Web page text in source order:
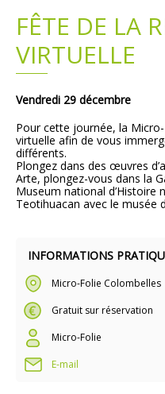
INFORMATIONS
Micro-Folie Colombelles
Gratuit sur réservation
Micro-Folie
E-mail
FÊTE DE LA
VIRTUELLE
Vendredi 29 décembre
Pour cette journée, la
virtuelle afin de vous
différents.
Plongez dans des œuvres
Arte, plongez-vous dans la
Museum national d’Histoire
Teotihuacan avec le musée
Plans
Demandes légales
Emploi
Marchés publics
Grands projets